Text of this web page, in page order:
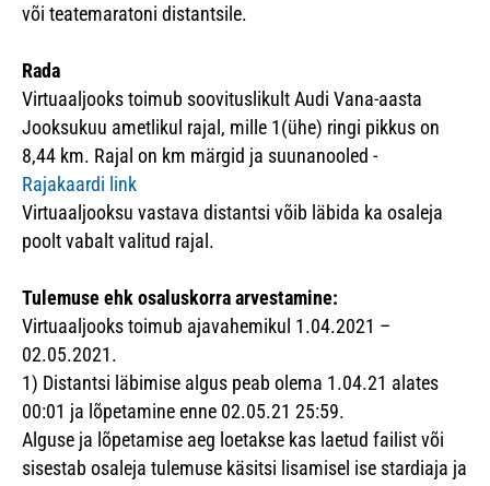
või teatemaratoni distantsile.
Rada
Virtuaaljooks toimub soovituslikult Audi Vana-aasta
Jooksukuu ametlikul rajal, mille 1(ühe) ringi pikkus on
8,44 km. Rajal on km märgid ja suunanooled -
Rajakaardi link
Virtuaaljooksu vastava distantsi võib läbida ka osaleja
poolt vabalt valitud rajal.
Tulemuse ehk osaluskorra arvestamine:
Virtuaaljooks toimub ajavahemikul 1.04.2021 –
02.05.2021.
1) Distantsi läbimise algus peab olema 1.04.21 alates
00:01 ja lõpetamine enne 02.05.21 25:59.
Alguse ja lõpetamise aeg loetakse kas laetud failist või
sisestab osaleja tulemuse käsitsi lisamisel ise stardiaja ja